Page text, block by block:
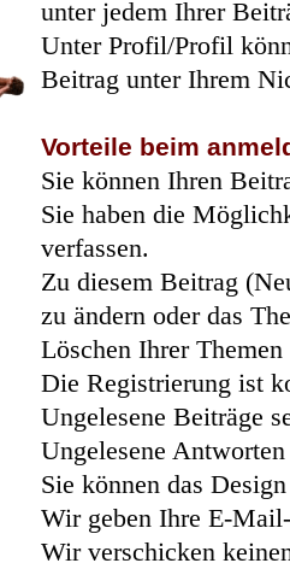
unter jedem Ihrer
Unter Profil/Profil
Beitrag unter Ihrem
Vorteile beim
Sie können Ihren
Sie haben die
verfassen.
Zu diesem Beitrag
zu ändern oder das
Löschen Ihrer
Die Registrierung ist
Ungelesene Beiträge
Ungelesene
Sie können das
Wir geben Ihre E-
Wir verschicken